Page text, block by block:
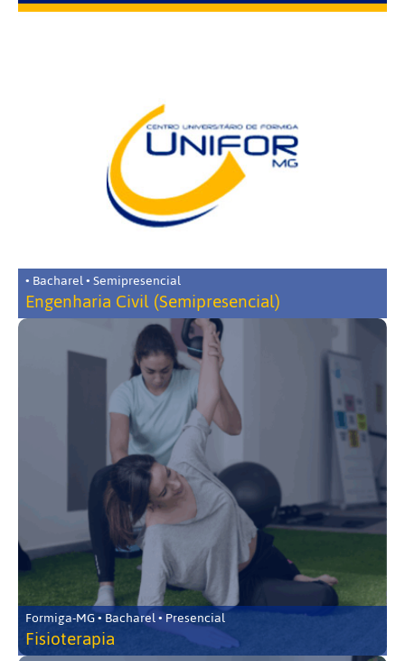
• Bacharel • Semipresencial
Engenharia Civil (Semipresencial)
Formiga-MG • Bacharel • Presencial
Fisioterapia